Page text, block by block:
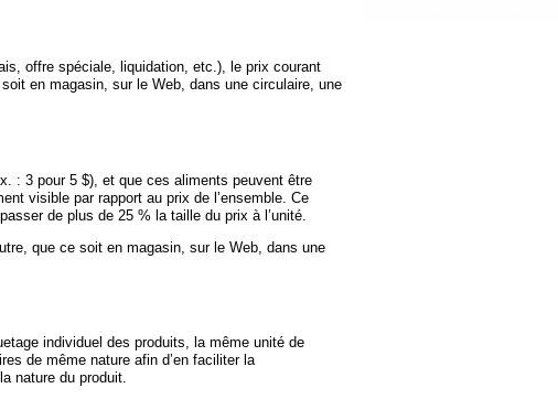
offre spéciale, liquidation, etc.), le prix courant
en magasin, sur le Web, dans une circulaire, une
: 3 pour 5 $), et que ces aliments peuvent être
visible par rapport au prix de l’ensemble. Ce
de plus de 25 % la taille du prix à l’unité.
que ce soit en magasin, sur le Web, dans une
individuel des produits, la même unité de
de même nature afin d’en faciliter la
nature du produit.